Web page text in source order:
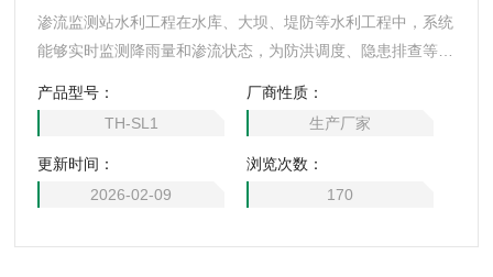
渗流监测站水利工程在水库、大坝、堤防等水利工程中，系统
能够实时监测降雨量和渗流状态，为防洪调度、隐患排查等提
害易发区域，系统能够监测降雨量与强度，结合地形数据预测
泥石流风险，提前通知村民撤离。农业灌溉在农田、果园等农
业区域，系统能够结合土壤湿度传感器数据，根据实时降雨量
动态调整灌溉量，避免过度灌溉或干旱。
产品型号：
TH-SL1
厂商性质：
生产厂家
更新时间：
2026-02-09
浏览次数：
170